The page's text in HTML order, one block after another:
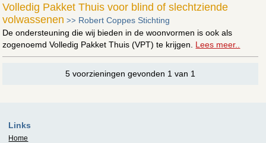
Volledig Pakket Thuis voor blind of slechtziende
volwassenen >> Robert Coppes Stichting
De ondersteuning die wij bieden in de woonvormen is ook als
zogenoemd Volledig Pakket Thuis (VPT) te krijgen. Lees meer..
5 voorzieningen gevonden 1 van 1
Links
Home